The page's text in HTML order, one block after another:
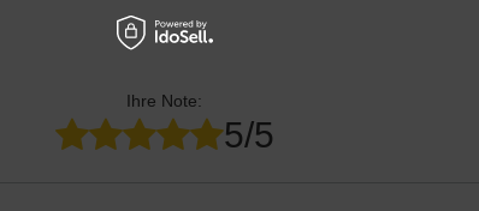
Ihre Note:
5/5